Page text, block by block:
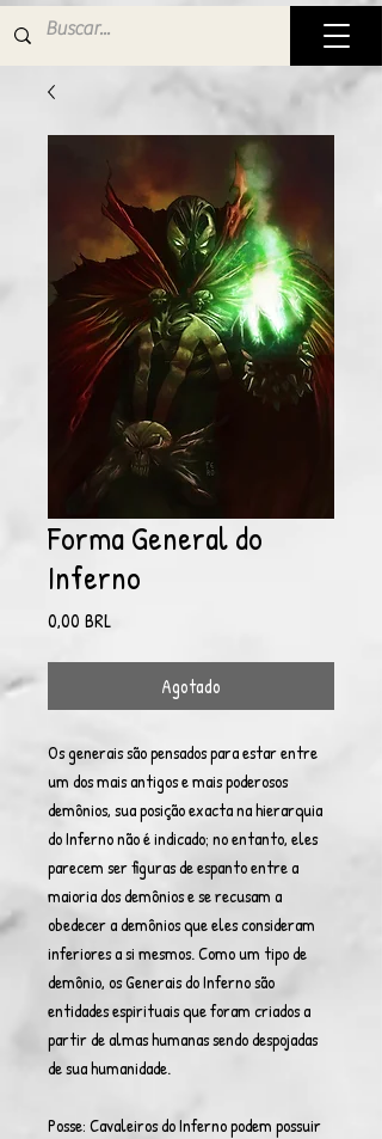
Forma General do
Inferno
0,00 BRLPrecio
Agotado
Os generais são pensados ​​para estar entre
um dos mais antigos e mais poderosos
demônios, sua posição exacta na hierarquia
do Inferno não é indicado; no entanto, eles
parecem ser figuras de espanto entre a
maioria dos demônios e se recusam a
obedecer a demônios que eles consideram
inferiores a si mesmos. Como um tipo de
demônio, os Generais do Inferno são
entidades espirituais que foram criados a
partir de almas humanas sendo despojadas
de sua humanidade.
Posse: Cavaleiros do Inferno podem possuir